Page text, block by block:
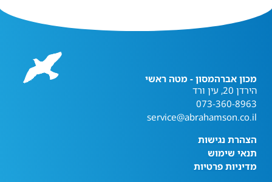
מכון אברהמסון - מטה ראשי
הירדן 20, עין ורד
073-360-8963
service@abrahamson.co.il
הצהרת נגישות
תנאי שימוש
מדיניות פרטיות